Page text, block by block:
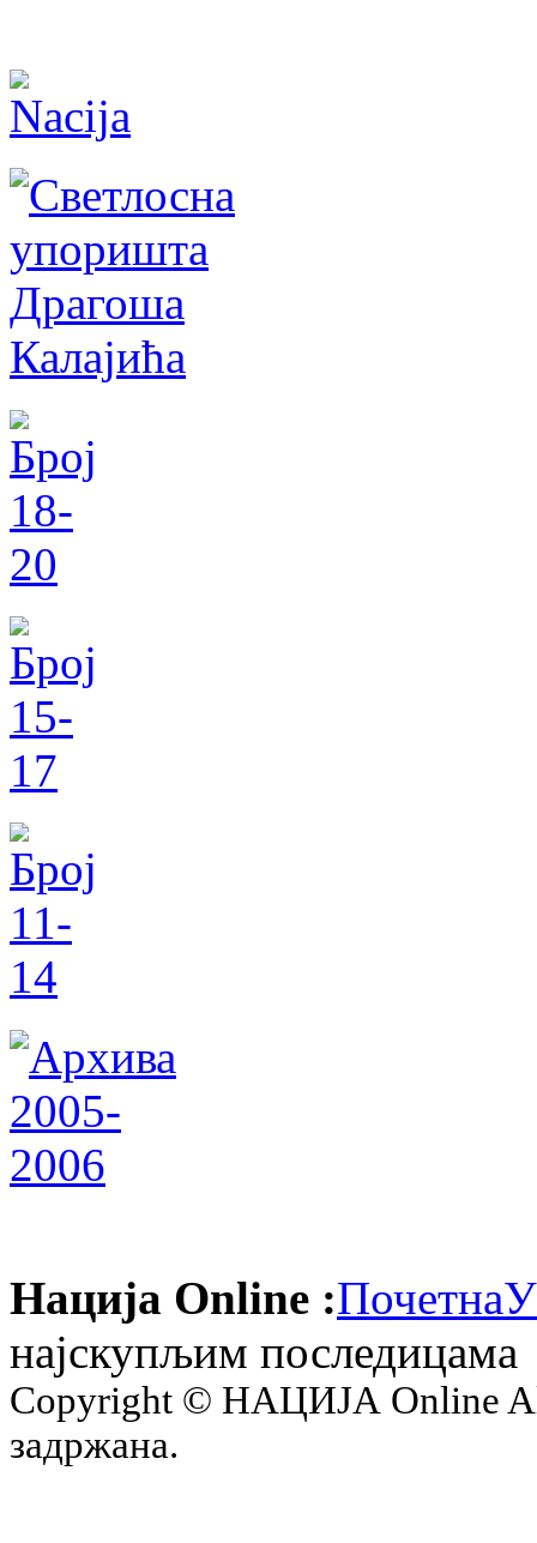
Нација Online :Почетна
најскупљим последицама
Copyright © НАЦИЈА Online
задржана.